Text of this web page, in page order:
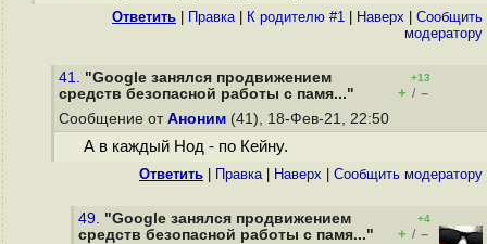
Ответить Правка| К родителю #1 Наверх
Cообщить
модератору
41. "Google занялся продвижением
средств безопасной работы с памя..."
+13
+ / –
Сообщение от Аноним (41), 18-Фев-21, 22:50
А в каждый Нод - по Кейну.
Ответить Правка| Наверх Cообщить модератору
49. "Google занялся продвижением
средств безопасной работы с памя..."
+4
+ / –